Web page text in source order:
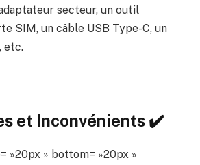
secteur, un outil
SIM, un câble USB Type-C, un
etc.
et Inconvénients ✔️
»20px » bottom= »20px »